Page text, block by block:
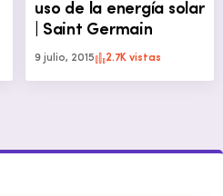
uso de la energía solar
| Saint Germain
9 julio, 2015 2.7K vistas